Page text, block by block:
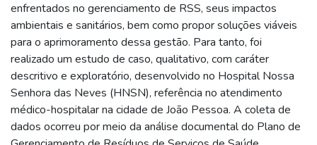
enfrentados no gerenciamento de RSS, seus impactos
ambientais e sanitários, bem como propor soluções viáveis
para o aprimoramento dessa gestão. Para tanto, foi
realizado um estudo de caso, qualitativo, com caráter
descritivo e exploratório, desenvolvido no Hospital Nossa
Senhora das Neves (HNSN), referência no atendimento
médico-hospitalar na cidade de João Pessoa. A coleta de
dados ocorreu por meio da análise documental do Plano de